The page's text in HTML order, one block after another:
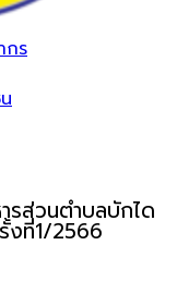
กร
รส่วนตำบลบักได
งที่1/2566